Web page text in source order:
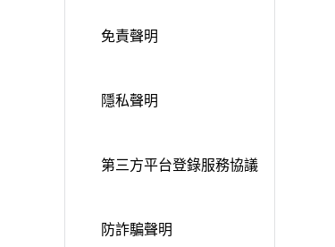
免責聲明
隱私聲明
第三方平台登錄服務協議
防詐騙聲明